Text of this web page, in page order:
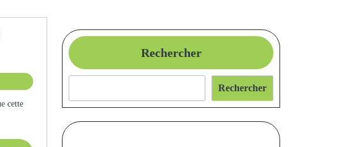
Rechercher
Rechercher